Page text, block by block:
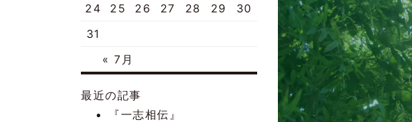
« 7月
24
25 26 27 28 29
30
31
最近の記事
『一志相伝』